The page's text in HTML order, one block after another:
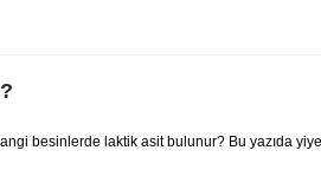
besinlerde laktik asit bulunur? Bu yazıda